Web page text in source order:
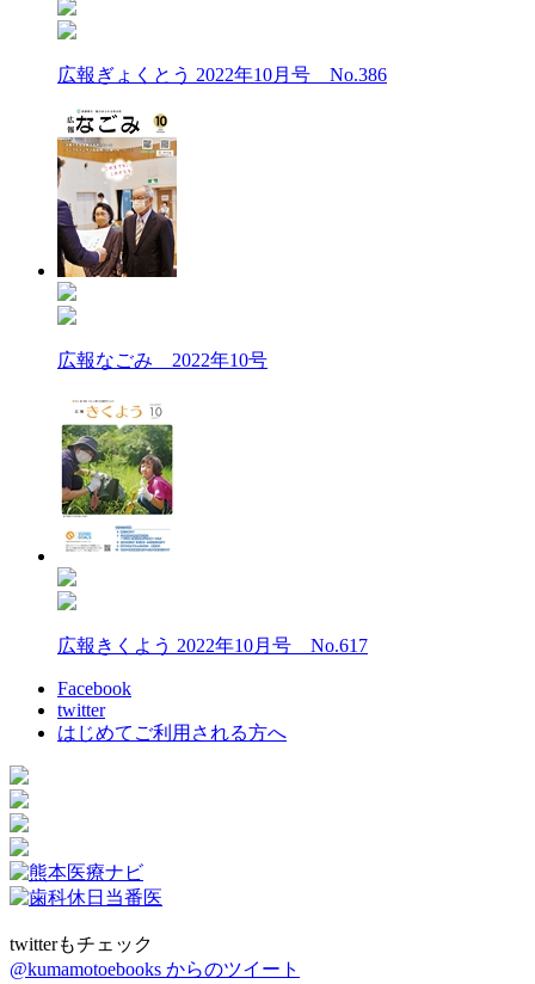
広報ぎょくとう 2022年10月号 No.386
広報なごみ 2022年10号
広報きくよう 2022年10月号 No.617
Facebook
twitter
はじめてご利用される方へ
twitterもチェック
@kumamotoebooks からのツイート